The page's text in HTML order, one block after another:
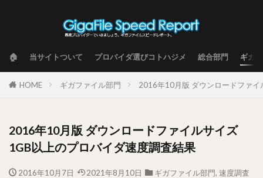
🏠 当サイトついて プロバイダ選びコトハジメ 総合部門 ギガ
HOME ギガファイル部門 2016年10月版 ダウンロードファ
2016年10月版 ダウンロードファイルサイズ
1GB以上のプロバイダ速度調査結果
2016年10月7日 2021年8月10日 ギガファイル部門, 速度調査